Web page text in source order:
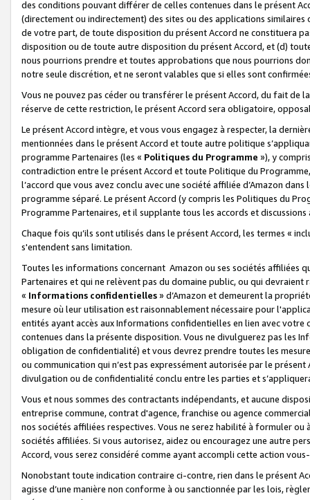
des conditions pouvant différer de celles contenues dans le présent
(directement ou indirectement) des sites ou des applications
de votre part, de toute disposition du présent Accord ne constituera
disposition ou de toute autre disposition du présent Accord, et (d)
nous pourrions prendre et toutes approbations que nous pourrions
notre seule discrétion, et ne seront valables que si elles sont
Vous ne pouvez pas céder ou transférer le présent Accord, du fait de
réserve de cette restriction, le présent Accord sera obligatoire,
Le présent Accord intègre, et vous vous engagez à respecter, la
mentionnées dans le présent Accord et toute autre politique
programme Partenaires (les « Politiques du Programme »), y
contradiction entre le présent Accord et toute Politique du
l’accord que vous avez conclu avec une société affiliée d’Amazon
programme séparé. Le présent Accord (y compris les Politiques du
Programme Partenaires, et il supplante tous les accords et discussions
Chaque fois qu’ils sont utilisés dans le présent Accord, les termes «
s'entendent sans limitation.
Toutes les informations concernant Amazon ou ses sociétés affiliées
Partenaires et qui ne relèvent pas du domaine public, ou qui
« Informations confidentielles» d’Amazon et demeurent la
mesure où leur utilisation est raisonnablement nécessaire pour
entités ayant accès aux Informations confidentielles en lien avec
contenues dans la présente disposition. Vous ne divulguerez pas les
obligation de confidentialité) et vous devrez prendre toutes les
ou communication qui n’est pas expressément autorisée par le
divulgation ou de confidentialité conclu entre les parties et
Vous et nous sommes des contractants indépendants, et aucune
entreprise commune, contrat d'agence, franchise ou agence
nos sociétés affiliées respectives. Vous ne serez habilité à formuler
sociétés affiliées. Si vous autorisez, aidez ou encouragez une autre
Accord, vous serez considéré comme ayant accompli cette action
Nonobstant toute indication contraire ci-contre, rien dans le présent
agisse d’une manière non conforme à ou sanctionnée par les lois,